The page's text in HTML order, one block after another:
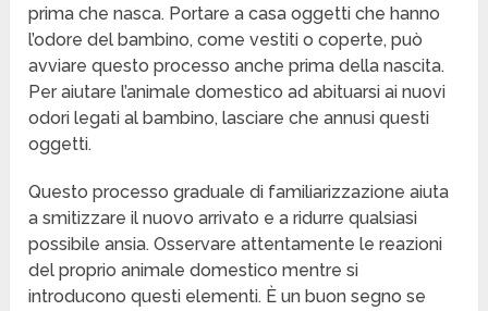
prima che nasca. Portare a casa oggetti che hanno
l’odore del bambino, come vestiti o coperte, può
avviare questo processo anche prima della nascita.
Per aiutare l’animale domestico ad abituarsi ai nuovi
odori legati al bambino, lasciare che annusi questi
oggetti.
Questo processo graduale di familiarizzazione aiuta
a smitizzare il nuovo arrivato e a ridurre qualsiasi
possibile ansia. Osservare attentamente le reazioni
del proprio animale domestico mentre si
introducono questi elementi. È un buon segno se